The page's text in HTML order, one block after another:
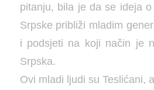
pitanju, bila je da se ideja
Srpske približi mladim
i podsjeti na koji način je
Srpska.
Ovi mladi ljudi su Teslićani,